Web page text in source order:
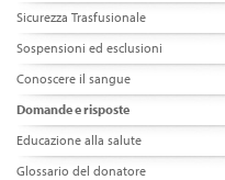
Sicurezza Trasfusionale
Sospensioni ed esclusioni
Conoscere il sangue
Domande e risposte
Educazione alla salute
Glossario del donatore